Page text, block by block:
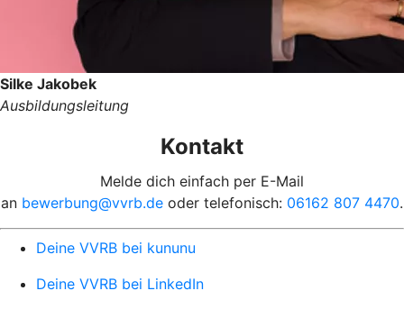
Silke Jakobek
Ausbildungsleitung
Kontakt
Melde dich einfach per E-Mail
an bewerbung@vvrb.de oder telefonisch: 06162 807 4470.
Deine VVRB bei kununu
Deine VVRB bei LinkedIn